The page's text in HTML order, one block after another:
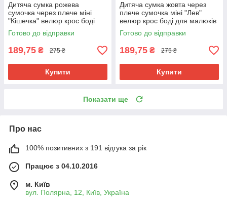
Дитяча сумка рожева
сумочка через плече міні
"Кішечка" велюр крос боді
для малюків дівчинці для
телефону
Готово до відправки
189,75 ₴ 275 ₴
Купити
Дитяча сумка жовта через
плече сумочка міні "Лев"
велюр крос боді для малюків
унісекс для телефону
Готово до відправки
189,75 ₴ 275 ₴
Купити
Показати ще
Про нас
100% позитивних з 191 відгука за рік
Працює з 04.10.2016
м. Київ
вул. Полярна, 12, Київ, Україна